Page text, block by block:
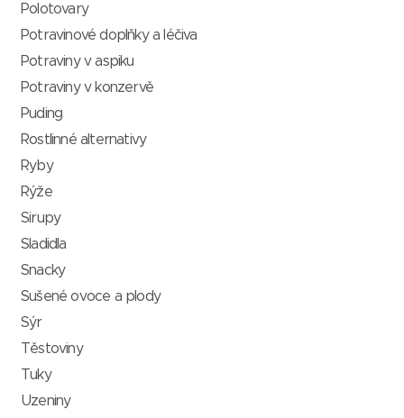
Polotovary
Potravinové doplňky a léčiva
Potraviny v aspiku
Potraviny v konzervě
Puding
Rostlinné alternativy
Ryby
Rýže
Sirupy
Sladidla
Snacky
Sušené ovoce a plody
Sýr
Těstoviny
Tuky
Uzeniny